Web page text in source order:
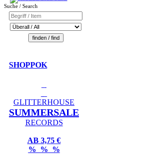
Suche / Search
SHOPPOK
GLITTERHOUSE
SUMMERSALE
RECORDS
AB 3,75 €
% % %